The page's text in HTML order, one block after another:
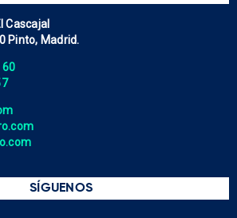
Cascajal
Pinto, Madrid.
60
SÍGUENOS